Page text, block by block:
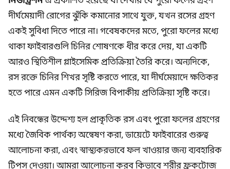
দীর্ঘমেয়াদী রোগের ঝুঁকি কমানোর সাথে যুক্ত, যখন রসের গ্রহণ
একই সুবিধা দিতে পারে না। গবেষকদের মতে, পুরো ফলের মধ্যে
থাকা ফাইবারগুলি চিনির শোষণকে ধীর করে দেয়, যা একটি
আরও স্থিতিশীল গ্লাইসেমিক প্রতিক্রিয়া তৈরি করে। অন্যদিকে,
রস রক্তে চিনির শিখর সৃষ্টি করতে পারে, যা দীর্ঘমেয়াদে ক্ষতিকর
হতে পারে এমন একটি সিরিজ বিপাকীয় প্রতিক্রিয়া সৃষ্টি করে।
এই নিবন্ধের উদ্দেশ্য হল প্রাকৃতিক রস এবং পুরো ফলের গ্রহণের
মধ্যে জৈবিক পার্থক্য অন্বেষণ করা, ডায়েটে ফাইবারের গুরুত্ব
আলোচনা করা, এবং স্বাস্থ্যকরভাবে ফল খাওয়ার জন্য ব্যবহারিক
টিপস দেওয়া। আমরা আলোচনা করব কিভাবে শরীর ফ্রুকটোজ